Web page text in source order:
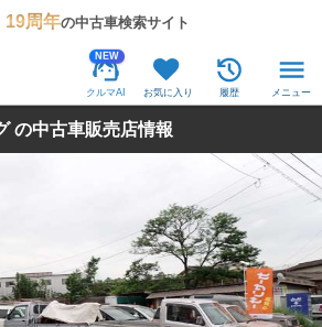
19周年の中古車検索サイト
NEW
クルマAI お気に入り 履歴 メニュー
の中古車販売店情報